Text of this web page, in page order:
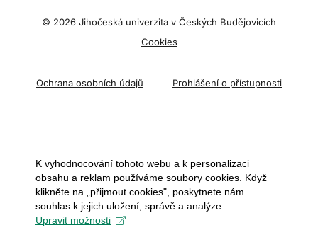
© 2026 Jihočeská univerzita v Českých Budějovicích
Cookies
Ochrana osobních údajů Prohlášení o přístupnosti
K vyhodnocování tohoto webu a k personalizaci
obsahu a reklam používáme soubory cookies. Když
klikněte na „přijmout cookies", poskytnete nám
souhlas k jejich uložení, správě a analýze.
Upravit možnosti